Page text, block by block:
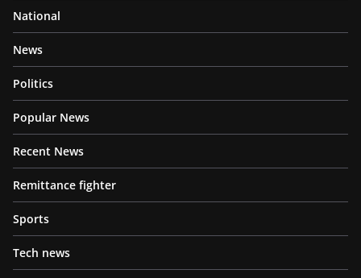
National
News
Politics
Popular News
Recent News
Remittance fighter
Sports
Tech news